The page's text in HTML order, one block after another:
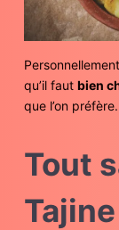
qu’il faut bien
que l’on préfère.
Tout